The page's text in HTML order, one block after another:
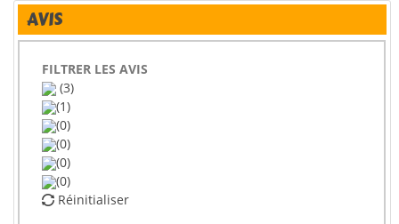
AVIS
FILTRER LES AVIS
(3)
(1)
(0)
(0)
(0)
(0)
Réinitialiser